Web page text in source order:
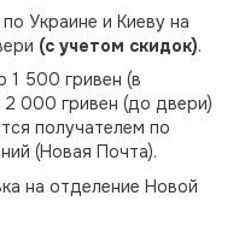
Украине и Киеву на
(с учетом скидок).
1 500 гривен (в
000 гривен (до двери)
получателем по
(Новая Почта).
на отделение Новой